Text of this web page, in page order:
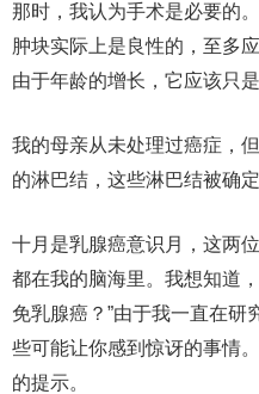
那时，我认为手术是必要的
肿块实际上是良性的，至多
由于年龄的增长，它应该只是
我的母亲从未处理过癌症，
的淋巴结，这些淋巴结被确
十月是乳腺癌意识月，这两
都在我的脑海里。我想知道
免乳腺癌？”由于我一直在研
些可能让你感到惊讶的事情
的提示。